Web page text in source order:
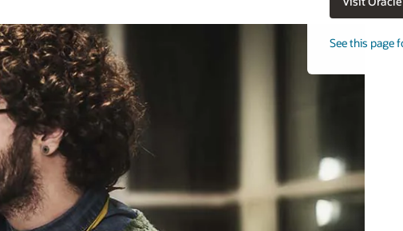
See this page